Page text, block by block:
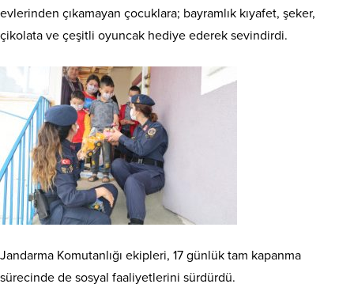
evlerinden çıkamayan çocuklara; bayramlık kıyafet, şeker,
çikolata ve çeşitli oyuncak hediye ederek sevindirdi.
Jandarma Komutanlığı ekipleri, 17 günlük tam kapanma
sürecinde de sosyal faaliyetlerini sürdürdü.